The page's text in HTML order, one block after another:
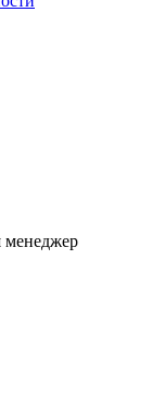
менеджер